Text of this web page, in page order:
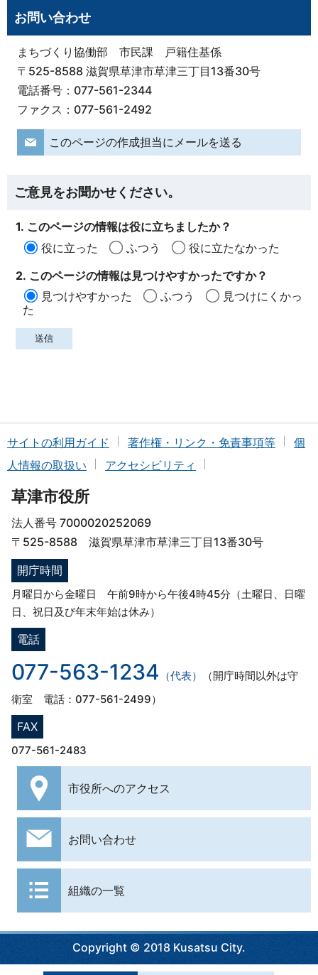
お問い合わせ
まちづくり協働部 市民課 戸籍住基係
〒525-8588 滋賀県草津市草津三丁目13番30号
電話番号：077-561-2344
ファクス：077-561-2492
このページの作成担当にメールを送る
ご意見をお聞かせください。
1. このページの情報は役に立ちましたか？
役に立った
ふつう
役に立たなかった
2. このページの情報は見つけやすかったですか？
見つけやすかった
ふつう
見つけにくかっ
た
サイトの利用ガイド 著作権・リンク・免責事項等
個
人情報の取扱い
アクセシビリティ
草津市役所
法人番号 7000020252069
〒525-8588 滋賀県草津市草津三丁目13番30号
開庁時間
月曜日から金曜日 午前9時から午後4時45分（土曜日、日曜
日、祝日及び年末年始は休み）
電話
077-563-1234 （代表）
（開庁時間以外は守
衛室 電話：077-561-2499）
FAX
077-561-2483
市役所へのアクセス
お問い合わせ
組織の一覧
Copyright © 2018 Kusatsu City.